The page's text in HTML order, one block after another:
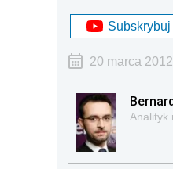
20 marca
Analityk